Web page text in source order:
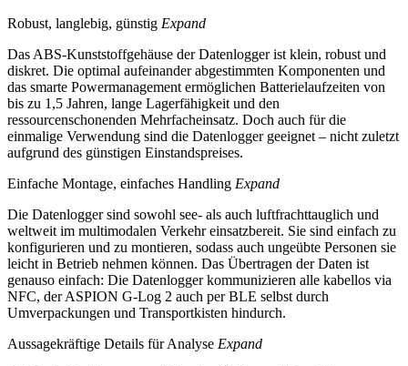
Robust, langlebig, günstig Expand
Das ABS-Kunststoffgehäuse der Datenlogger ist klein, robust und
diskret. Die optimal aufeinander abgestimmten Komponenten und
das smarte Powermanagement ermöglichen Batterielaufzeiten von
bis zu 1,5 Jahren, lange Lagerfähigkeit und den
ressourcenschonenden Mehrfacheinsatz. Doch auch für die
einmalige Verwendung sind die Datenlogger geeignet – nicht zuletzt
aufgrund des günstigen Einstandspreises.
Einfache Montage, einfaches Handling Expand
Die Datenlogger sind sowohl see- als auch luftfrachttauglich und
weltweit im multimodalen Verkehr einsatzbereit. Sie sind einfach zu
konfigurieren und zu montieren, sodass auch ungeübte Personen sie
leicht in Betrieb nehmen können. Das Übertragen der Daten ist
genauso einfach: Die Datenlogger kommunizieren alle kabellos via
NFC, der ASPION G-Log 2 auch per BLE selbst durch
Umverpackungen und Transportkisten hindurch.
Aussagekräftige Details für Analyse Expand